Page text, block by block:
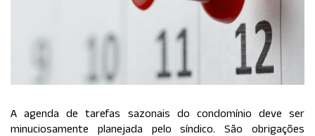
A agenda de tarefas sazonais do condomínio deve ser
minuciosamente planejada pelo síndico. São obrigações